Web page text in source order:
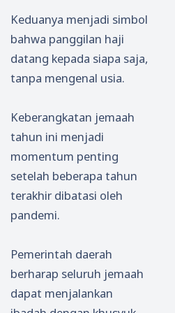
Keduanya menjadi simbol
bahwa panggilan haji
datang kepada siapa saja,
tanpa mengenal usia.
Keberangkatan jemaah
tahun ini menjadi
momentum penting
setelah beberapa tahun
terakhir dibatasi oleh
pandemi.
Pemerintah daerah
berharap seluruh jemaah
dapat menjalankan